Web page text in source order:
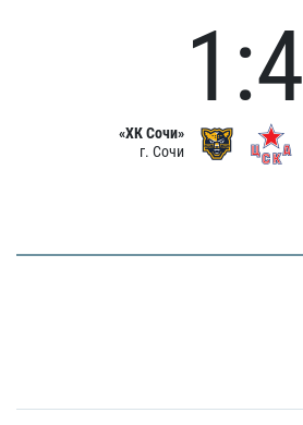
«ХК Сочи»
г. Сочи
1:4